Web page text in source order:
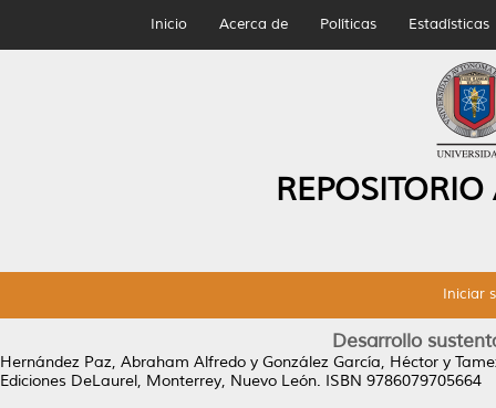
Inicio Acerca de Políticas Estadísticas
Iniciar
Desarrollo
Hernández Paz, Abraham Alfredo y González García, Héctor y
Ediciones DeLaurel, Monterrey, Nuevo León. ISBN 9786079705664